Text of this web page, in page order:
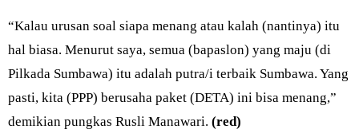
“Kalau urusan soal siapa menang atau kalah (nantinya) itu
hal biasa. Menurut saya, semua (bapaslon) yang maju (di
Pilkada Sumbawa) itu adalah putra/i terbaik Sumbawa. Yang
pasti, kita (PPP) berusaha paket (DETA) ini bisa menang,”
demikian pungkas Rusli Manawari. (red)